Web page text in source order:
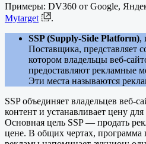
Примеры: DV360 от Google,
Mytarget
.
SSP (Supply-Side Platform),
Поставщика, представляет
котором владельцы веб-
предоставляют рекламные
Эти места называются
SSP объединяет владельцев веб-
контент и устанавливает цену
Основная цель SSP — продать
цене. В общих чертах, программа